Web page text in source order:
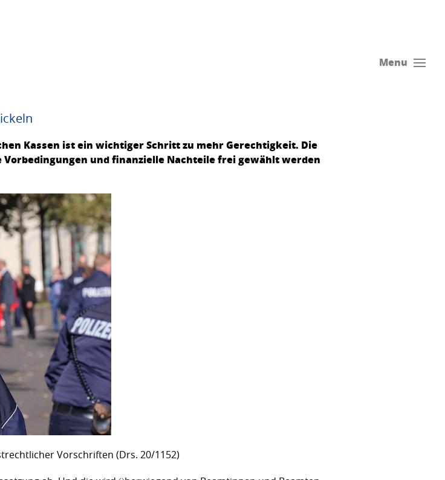
Menu
Kassen ist ein wichtiger Schritt zu mehr Gerechtigkeit. Die
und finanzielle Nachteile frei gewählt werden
Vorschriften (Drs. 20/1152)